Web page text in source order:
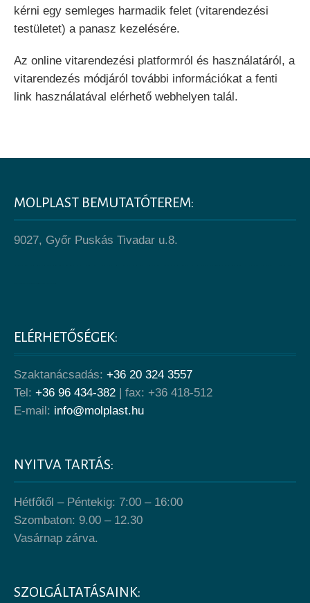
kérni egy semleges harmadik felet (vitarendezési
testületet) a panasz kezelésére.
Az online vitarendezési platformról és használatáról, a
vitarendezés módjáról további információkat a fenti
link használatával elérhető webhelyen talál.
MOLPLAST BEMUTATÓTEREM:
9027, Győr Puskás Tivadar u.8.
ELÉRHETŐSÉGEK:
Szaktanácsadás: +36 20 324 3557
Tel: +36 96 434-382 | fax: +36 418-512
E-mail: info@molplast.hu
NYITVA TARTÁS:
Hétfőtől – Péntekig: 7:00 – 16:00
Szombaton: 9.00 – 12.30
Vasárnap zárva.
SZOLGÁLTATÁSAINK: